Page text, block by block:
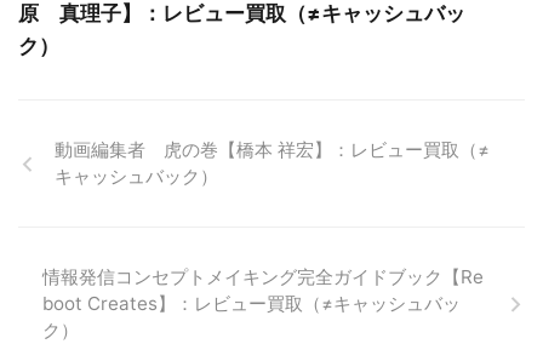
原 真理子】：レビュー買取（≠キャッシュバッ
ク）
動画編集者 虎の巻【橋本 祥宏】：レビュー買取（≠
キャッシュバック）
情報発信コンセプトメイキング完全ガイドブック【Re
boot Creates】：レビュー買取（≠キャッシュバッ
ク）